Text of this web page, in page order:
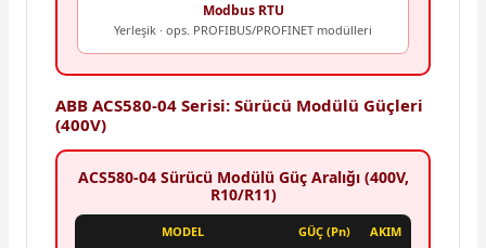
Modbus RTU
Yerleşik · ops. PROFIBUS/PROFINET modülleri
ABB ACS580-04 Serisi: Sürücü Modülü Güçleri
(400V)
ACS580-04 Sürücü Modülü Güç Aralığı (400V,
R10/R11)
MODEL GÜÇ (Pn) AKIM